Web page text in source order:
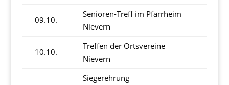
09.10.
Senioren-Treff im Pfarrheim
Nievern
10.10.
Treffen der Ortsvereine
Nievern
Siegerehrung